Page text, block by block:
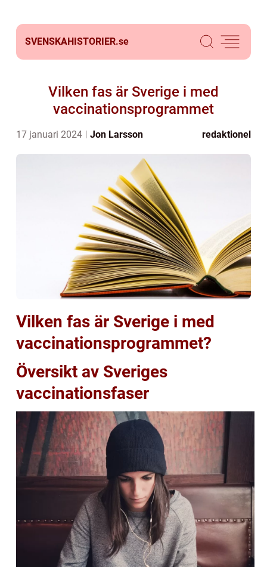
SVENSKAHISTORIER.se
Vilken fas är Sverige i med
vaccinationsprogrammet
17 januari 2024 Jon Larsson redaktionel
Vilken fas är Sverige i med
vaccinationsprogrammet?
Översikt av Sveriges
vaccinationsfaser